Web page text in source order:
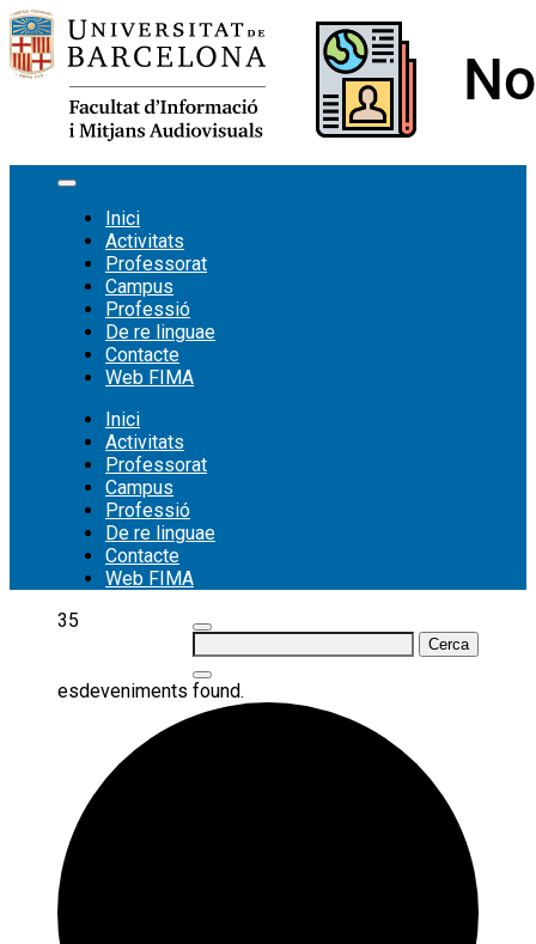
Vés
al
contingut
Inici
Activitats
Professorat
Campus
Professió
De re linguae
Contacte
Web FIMA
Inici
Activitats
Professorat
Campus
Professió
De re linguae
Contacte
Web FIMA
Cerca:
35
esdeveniments found.